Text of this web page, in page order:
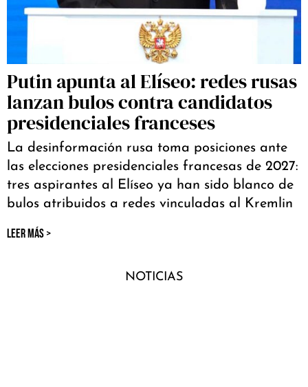
Putin apunta al Elíseo: redes rusas
lanzan bulos contra candidatos
presidenciales franceses
La desinformación rusa toma posiciones ante
las elecciones presidenciales francesas de 2027:
tres aspirantes al Elíseo ya han sido blanco de
bulos atribuidos a redes vinculadas al Kremlin
LEER MÁS >
NOTICIAS